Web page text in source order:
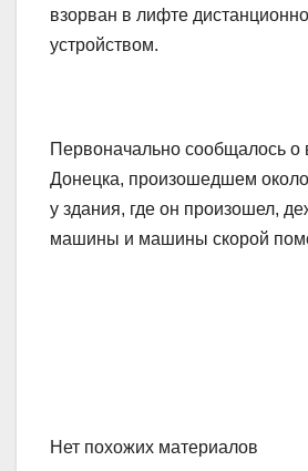
взорван в лифте
устройством.
Первоначально сообщалось о
Донецка, произошедшем
у здания, где он произошел,
машины и машины скорой
Нет похожих материалов